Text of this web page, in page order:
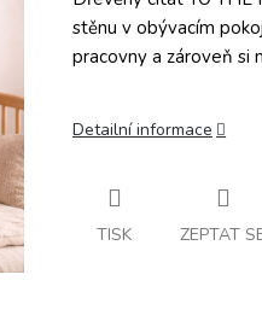
stěnu v obývacím
pracovny a zároveň si
Detailní informace
TISK ZEPTAT